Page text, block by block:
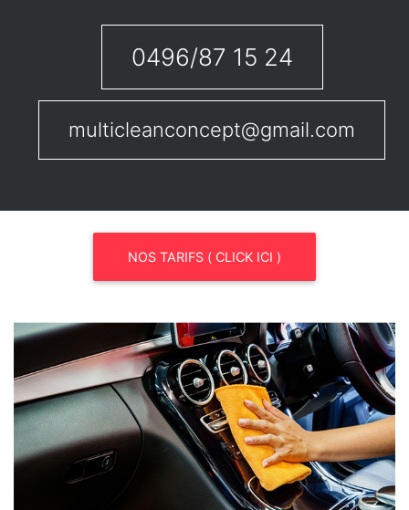
0496/87 15 24
multicleanconcept@gmail.com
NOS TARIFS ( CLICK ICI )